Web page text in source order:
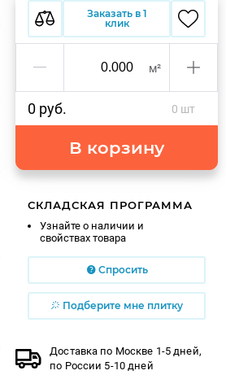
Заказать в 1
клик
м²
0 руб. 0 шт
В корзину
СКЛАДСКАЯ ПРОГРАММА
Узнайте о наличии и
свойствах товара
Спросить
Подберите мне плитку
Доставка по Москве 1-5 дней,
по России 5-10 дней